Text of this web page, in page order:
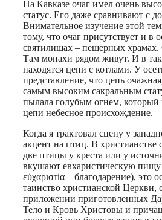
На Кавказе очаг имел очень
статус. Его даже сравнивают с
Внимательное изучение этой
тому, что очаг присутствует и в
святилищах – пещерных храмах.
Там монахи рядом живут. И в
находятся цепи с котлами. У
представление, что цепь
самым высоким сакральным
пылала голубым огнем, который
цепи небесное происхождение.
Когда я трактовал сцену у
акцент на птиц. В христианстве
две птицы у креста или у
вкушают евхаристическую пищу
εὐχαριστία – благодарение), это
таинство христианской Церкви,
приложении приготовленных
Тело и Кровь Христовы и